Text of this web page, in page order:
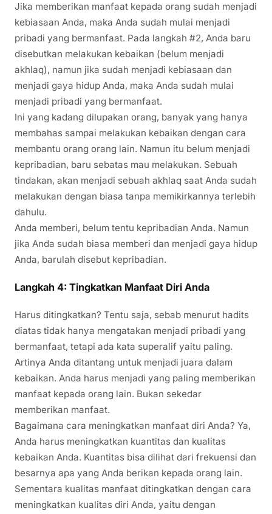
Jika memberikan manfaat kepada orang sudah menjadi
kebiasaan Anda, maka Anda sudah mulai menjadi
pribadi yang bermanfaat. Pada langkah #2, Anda baru
disebutkan melakukan kebaikan (belum menjadi
akhlaq), namun jika sudah menjadi kebiasaan dan
menjadi gaya hidup Anda, maka Anda sudah mulai
menjadi pribadi yang bermanfaat.
Ini yang kadang dilupakan orang, banyak yang hanya
membahas sampai melakukan kebaikan dengan cara
membantu orang orang lain. Namun itu belum menjadi
kepribadian, baru sebatas mau melakukan. Sebuah
tindakan, akan menjadi sebuah akhlaq saat Anda sudah
melakukan dengan biasa tanpa memikirkannya terlebih
dahulu.
Anda memberi, belum tentu kepribadian Anda. Namun
jika Anda sudah biasa memberi dan menjadi gaya hidup
Anda, barulah disebut kepribadian.
Langkah 4: Tingkatkan Manfaat Diri Anda
Harus ditingkatkan? Tentu saja, sebab menurut hadits
diatas tidak hanya mengatakan menjadi pribadi yang
bermanfaat, tetapi ada kata superalif yaitu paling.
Artinya Anda ditantang untuk menjadi juara dalam
kebaikan. Anda harus menjadi yang paling memberikan
manfaat kepada orang lain. Bukan sekedar
memberikan manfaat.
Bagaimana cara meningkatkan manfaat diri Anda? Ya,
Anda harus meningkatkan kuantitas dan kualitas
kebaikan Anda. Kuantitas bisa dilihat dari frekuensi dan
besarnya apa yang Anda berikan kepada orang lain.
Sementara kualitas manfaat ditingkatkan dengan cara
meningkatkan kualitas diri Anda, yaitu dengan